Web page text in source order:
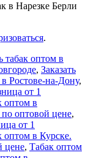
в Нарезке Берли
.
табак оптом в
, Заказать
в Ростове-на-Дону,
от 1
оптом в
оптовой цене,
от 1
оптом в Курске.
цене, Табак оптом